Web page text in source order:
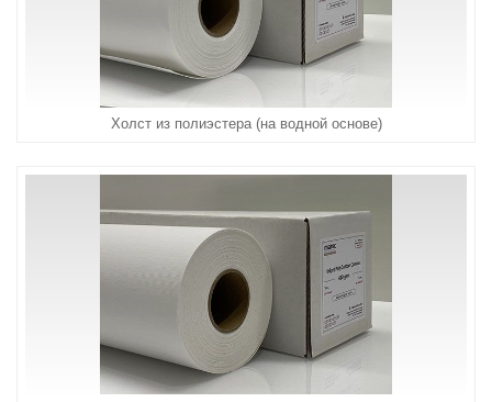
Холст из полиэстера (на водной основе)